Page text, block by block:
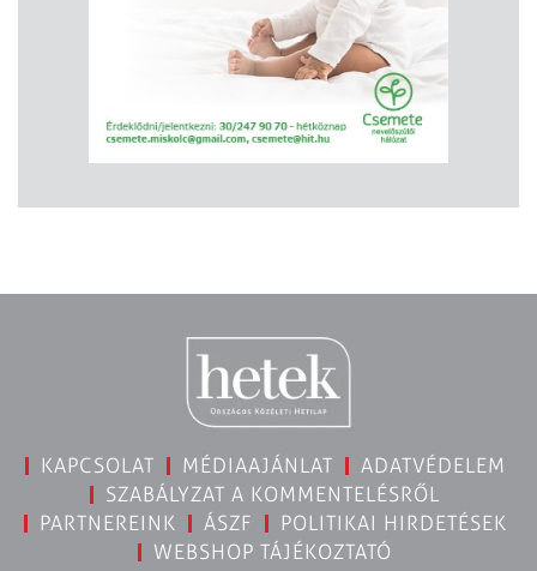
KAPCSOLAT MÉDIAAJÁNLAT
ADATVÉDELEM
SZABÁLYZAT A KOMMENTELÉSRŐL
PARTNEREINK
ÁSZF
POLITIKAI HIRDETÉSEK
WEBSHOP TÁJÉKOZTATÓ